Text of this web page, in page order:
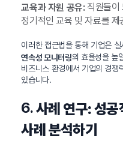
교육과 자원 공유:직원들이
정기적인 교육 및 자료를 제
이러한 접근법을 통해 기업은
연속성 모니터링의 효율성을 높
비즈니스 환경에서 기업의 경쟁
있습니다.
6.사례 연구: 성공
사례 분석하기